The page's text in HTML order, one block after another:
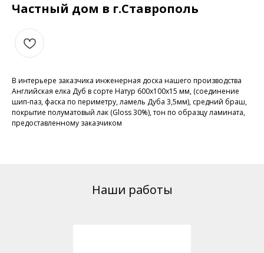
Частный дом в г.Ставрополь
В интерьере заказчика инженерная доска нашего производства
Английская елка Дуб в сорте Натур 600х100х15 мм, (соединение
шип-паз, фаска по периметру, ламель Дуба 3,5мм), средний браш,
покрытие полуматовый лак (Gloss 30%), тон по образцу ламината,
предоставленному заказчиком
Наши работы